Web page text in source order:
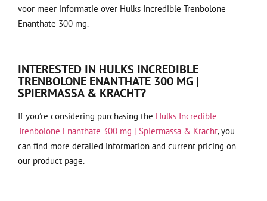
voor meer informatie over Hulks Incredible Trenbolone
Enanthate 300 mg.
INTERESTED IN HULKS INCREDIBLE
TRENBOLONE ENANTHATE 300 MG |
SPIERMASSA & KRACHT?
If you’re considering purchasing the Hulks Incredible
Trenbolone Enanthate 300 mg | Spiermassa & Kracht, you
can find more detailed information and current pricing on
our product page.